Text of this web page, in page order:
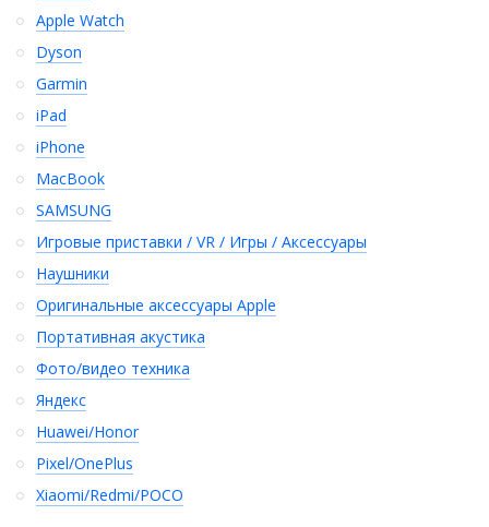
Apple Watch
Dyson
Garmin
iPad
iPhone
MacBook
SAMSUNG
Игровые приставки / VR / Игры / Аксессуары
Наушники
Оригинальные аксессуары Apple
Портативная акустика
Фото/видео техника
Яндекс
Huawei/Honor
Pixel/OnePlus
Xiaomi/Redmi/POCO